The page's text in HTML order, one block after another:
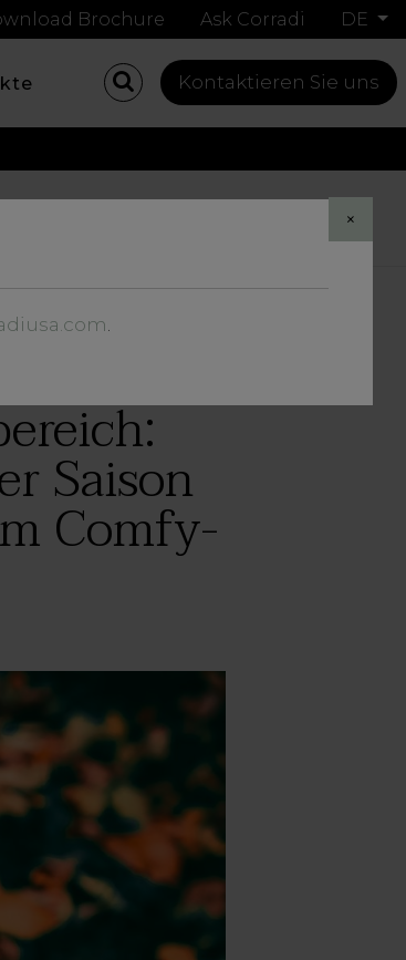
×
.
Brochure Ask Corradi DE
Kontaktieren Sie uns
Saison
Comfy-